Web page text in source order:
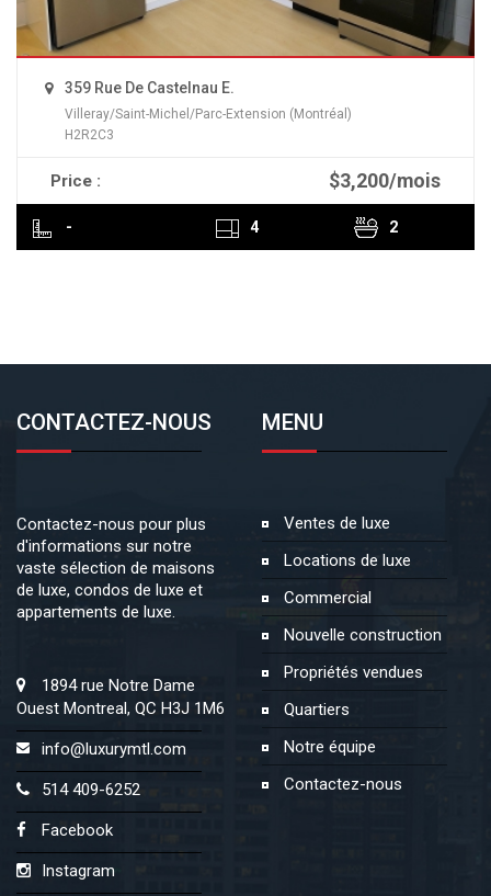
359 Rue De Castelnau E.
Villeray/Saint-Michel/Parc-Extension (Montréal)
H2R2C3
Price : $3,200/mois
- 4 2
CONTACTEZ-NOUS
Contactez-nous pour plus
d'informations sur notre
vaste sélection de maisons
de luxe, condos de luxe et
appartements de luxe.
1894 rue Notre Dame
Ouest Montreal, QC H3J 1M6
info@luxurymtl.com
514 409-6252
Facebook
Instagram
MENU
Ventes de luxe
Locations de luxe
Commercial
Nouvelle construction
Propriétés vendues
Quartiers
Notre équipe
Contactez-nous